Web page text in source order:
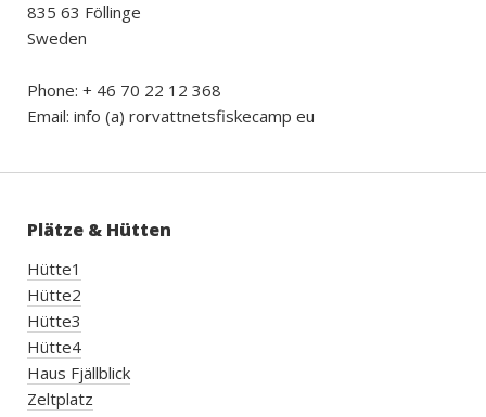
835 63 Föllinge
Sweden
Phone: + 46 70 22 12 368
Email: info (a) rorvattnetsfiskecamp eu
Plätze & Hütten
Hütte1
Hütte2
Hütte3
Hütte4
Haus Fjällblick
Zeltplatz